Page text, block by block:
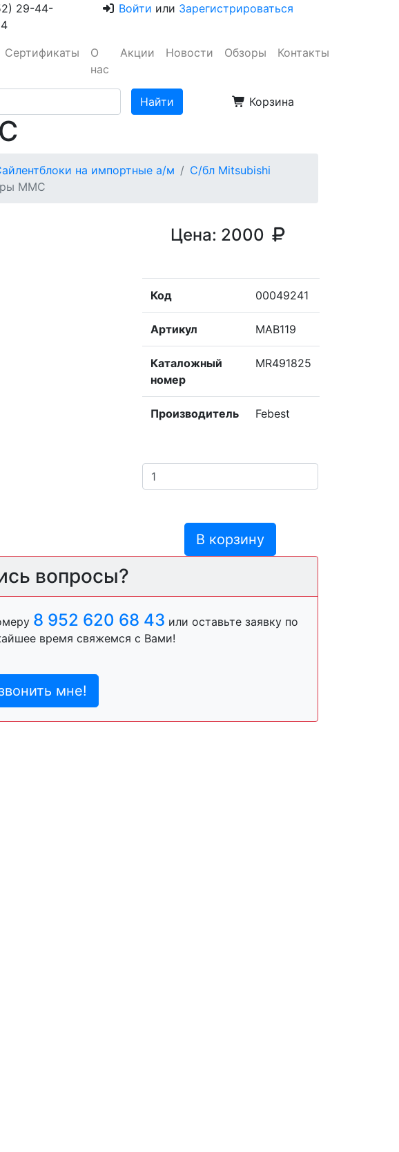
29-44-
Войти или Зарегистрироваться
Сертификаты
О
нас
Акции Новости Обзоры Контакты
Корзина
на импортные а/м
С/бл Mitsubishi
MMC
Цена: 2000
Код 00049241
Артикул MAB119
Каталожный
номер
MR491825
Производитель Febest
В корзину
вопросы?
8 952 620 68 43 или оставьте заявку по
время свяжемся с Вами!
мне!